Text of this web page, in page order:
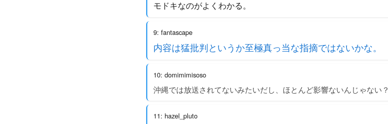
モドキなのがよくわかる。
9: fantascape
内容は猛批判というか至極真っ当な指摘ではないかな。
10: domimimisoso
沖縄では放送されてないみたいだし、ほとんど影響ないんじゃない？
11: hazel_pluto